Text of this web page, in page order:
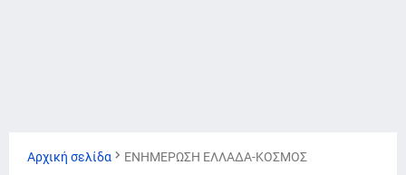
Αρχική σελίδα ΕΝΗΜΕΡΩΣΗ ΕΛΛΑΔΑ-ΚΟΣΜΟΣ